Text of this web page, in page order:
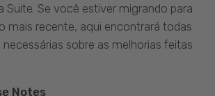
Suite. Se você estiver migrando para
mais recente, aqui encontrará todas
sobre as melhorias feitas
Notes